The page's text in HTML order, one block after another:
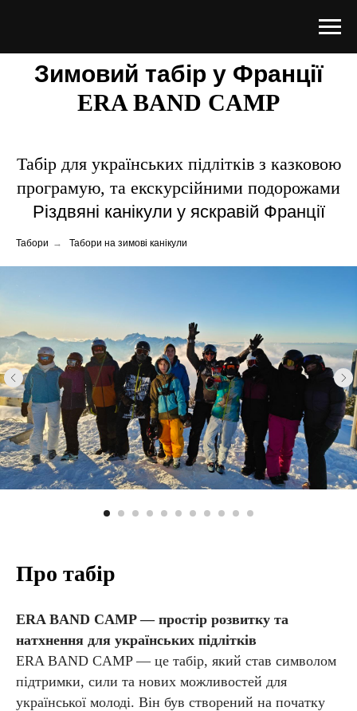
Зимовий табір у Франції
ERA BAND CAMP
Табір для українських підлітків з казковою
програмую, та екскурсійними подорожами
Різдвяні канікули у яскравій Франції
Табори → Табори на зимові канікули
Про табір
ERA BAND CAMP — простір розвитку та
натхнення для українських підлітків
ERA BAND CAMP — це табір, який став символом
підтримки, сили та нових можливостей для
української молоді. Він був створений на початку